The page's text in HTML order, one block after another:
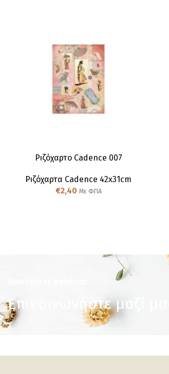
Ριζόχαρτο Cadence 007
Ριζόχαρτα Cadence 42x31cm
€2,40 Με ΦΠΑ
Επικοινωνήστε μαζί μας